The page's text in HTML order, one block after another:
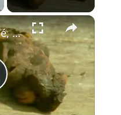
×
Café jacu o que é, como é produzido e por que é exótico